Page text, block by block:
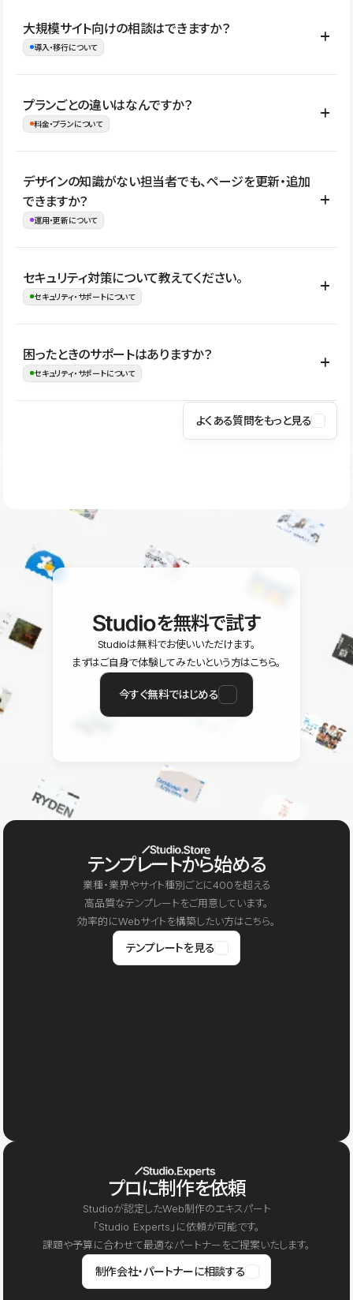
はい。既存サイトの構成やコンテンツ、URLを整理したうえで、
Studio上に再構築する形で移行できます。 WordPressの場合は、
イト全体のデザインや設定がそのまま移行されるわけではないた
め、移行後にページ構成やデザイン、CMS設計、URL・リダイレク
大規模サイト向けの相談はできますか？
導入・移行について
はい。アクセス規模が大きいサイトや、複数部門での運用、権限管
理、セキュリティ確認、既存システムとの連携など、個別の要件が
ない段階でも、お問い合わせください。
お問合せはこちら
プランごとの違いはなんですか？
料金・プランについて
公開ページ数、バージョン履歴の期間、CMS利用数の上限、権限
管理の有無などがプランごとに異なります。詳しくは料金プランペ
ージをご覧ください。
デザインの知識がない担当者でも、ページを更新・追加
できますか？
運用・更新について
はい。CMSやコンポーネントを活用して更新範囲を設計しておく
ことで、デザインを崩しにくい状態で運用できます。 さらにコン
ながらレイアウトに影響を与えずに更新作業を進めやすくなりま
す。
セキュリティ対策について教えてください。
セキュリティ・サポートについて
Studioでは、公開サイトやサービスを安全に利用できるよう、通信
の暗号化、データ保護、アクセス管理、脆弱性対策など、複数の観
はSSL/TLSによる通信暗号化に対応しており、悪質なスクリプトの
困ったときのサポートはありますか？
セキュリティ・サポートについて
操作方法や機能については、ヘルプセンターでご確認いただけま
ユーザー同士で質問・相談できるコミュニティもご利用ください。
よくある質問をもっと見る
を無料で試す
Studioは無料でお使いいただけます。
まずはご自身で体験してみたいという方はこちら。
今すぐ無料ではじめる
テンプレートから始める
業種・業界やサイト種別ごとに400を超える
高品質なテンプレートをご用意しています。
効率的にWebサイトを構築したい方はこちら。
テンプレートを見る
プロに制作を依頼
Studioが認定したWeb制作のエキスパート
「Studio Experts」に依頼が可能です。
課題や予算に合わせて最適なパートナーをご提案いたします。
制作会社・パートナーに相談する